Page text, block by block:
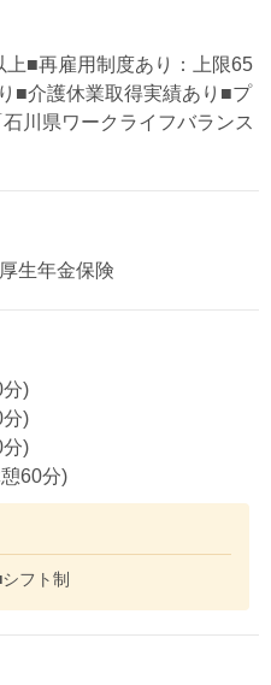
■再雇用制度あり：上限65
■介護休業取得実績あり■プ
川県ワークライフバランス
生年金保険
分)
分)
分)
60分)
フト制